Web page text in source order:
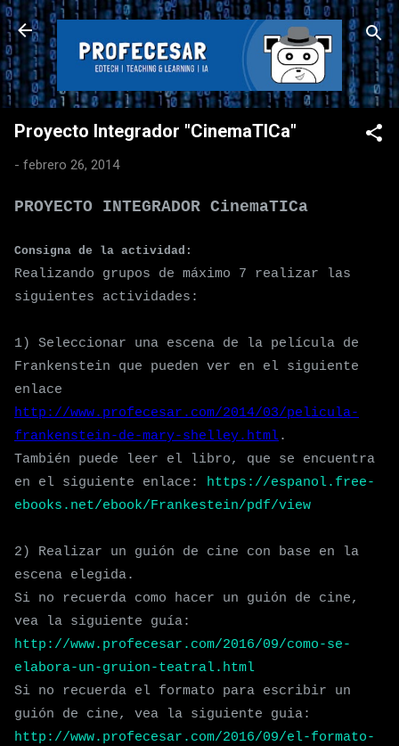
Ir al contenido principal
Proyecto Integrador "CinemaTICa"
- febrero 26, 2014
PROYECTO INTEGRADOR CinemaTICa
Consigna de la actividad:
Realizando grupos de máximo 7 realizar las
siguientes actividades :
1) Seleccionar una escena de la película de
Frankenstein que pueden ver en el siguiente
enlace
http://www.profecesar.com/2014/03/pelicula-
frankenstein-de-mary-shelley.html.
También puede leer el libro, que se encuentra
en el siguiente enlace: https://espanol.free-
ebooks.net/ebook/Frankestein/pdf/view
2) Realizar un guión de cine con base en la
escena elegida.
Si no recuerda como hacer un guión de cine,
vea la siguiente guía:
http://www.profecesar.com/2016/09/como-se-
elabora-un-gruion-teatral.html
Si no recuerda el formato para escribir un
guión de cine, vea la siguiente guia:
http://www.profecesar.com/2016/09/el-formato-